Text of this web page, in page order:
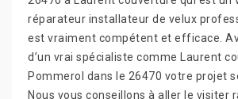
réparateur installateur de velux
est vraiment compétent et efficace.
d’un vrai spécialiste comme Laurent
Pommerol dans le 26470 votre projet
Nous vous conseillons à aller le visiter